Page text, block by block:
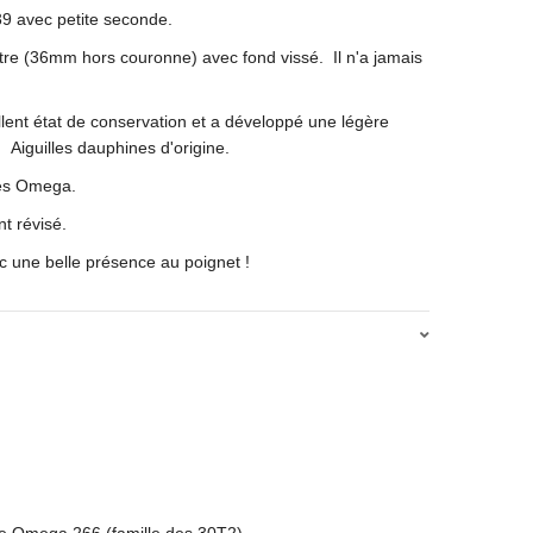
avec petite seconde.
(36mm hors couronne) avec fond vissé. Il n'a jamais
état de conservation et a développé une légère
dauphines d'origine.
Omega.
révisé.
une belle présence au poignet !